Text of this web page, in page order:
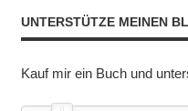
UNTERSTÜTZE MEINEN
Kauf mir ein Buch und